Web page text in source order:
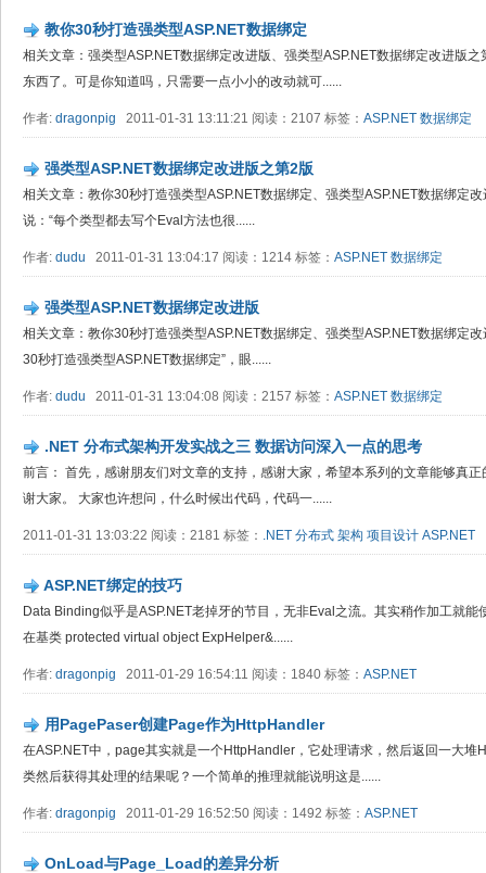
教你30秒打造强类型ASP.NET数据绑定
相关文章：强类型ASP.NET数据绑定改进版、强类型ASP.NET数据绑定改进版
东西了。可是你知道吗，只需要一点小小的改动就可......
作者: dragonpig 2011-01-31 13:11:21 阅读：2107 标签： ASP.NET 数据绑定
强类型ASP.NET数据绑定改进版之第2版
相关文章：教你30秒打造强类型ASP.NET数据绑定、强类型ASP.NET数据绑定
说：“每个类型都去写个Eval方法也很......
作者: dudu 2011-01-31 13:04:17 阅读：1214 标签： ASP.NET 数据绑定
强类型ASP.NET数据绑定改进版
相关文章：教你30秒打造强类型ASP.NET数据绑定、强类型ASP.NET数据绑定
30秒打造强类型ASP.NET数据绑定”，眼......
作者: dudu 2011-01-31 13:04:08 阅读：2157 标签： ASP.NET 数据绑定
.NET 分布式架构开发实战之三 数据访问深入一点的思考
前言： 首先，感谢朋友们对文章的支持，感谢大家，希望本系列的文章能够真
谢大家。 大家也许想问，什么时候出代码，代码一......
2011-01-31 13:03:22 阅读：2181 标签： .NET 分布式 架构 项目设计 ASP.NET
ASP.NET绑定的技巧
Data Binding似乎是ASP.NET老掉牙的节目，无非Eval之流。其实稍作加工就能
在基类 protected virtual object ExpHelper&......
作者: dragonpig 2011-01-29 16:54:11 阅读：1840 标签： ASP.NET
用PagePaser创建Page作为HttpHandler
在ASP.NET中，page其实就是一个HttpHandler，它处理请求，然后返回一大堆
类然后获得其处理的结果呢？一个简单的推理就能说明这是......
作者: dragonpig 2011-01-29 16:52:50 阅读：1492 标签： ASP.NET
OnLoad与Page_Load的差异分析